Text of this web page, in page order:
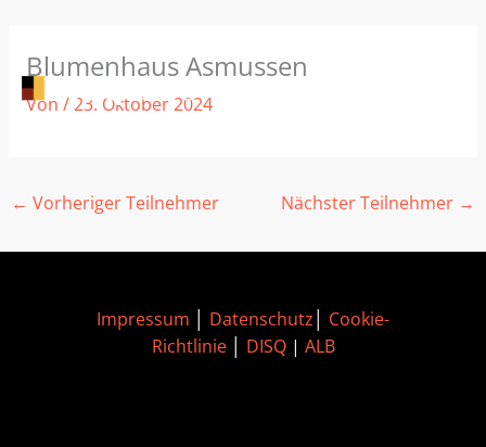
Inhalt
springen
Blumenhaus Asmussen
Von /23. Oktober 2024
← Vorheriger Teilnehmer Nächster Teilnehmer →
Impressum Datenschutz
Cookie-
Richtlinie│ DISQ| ALB